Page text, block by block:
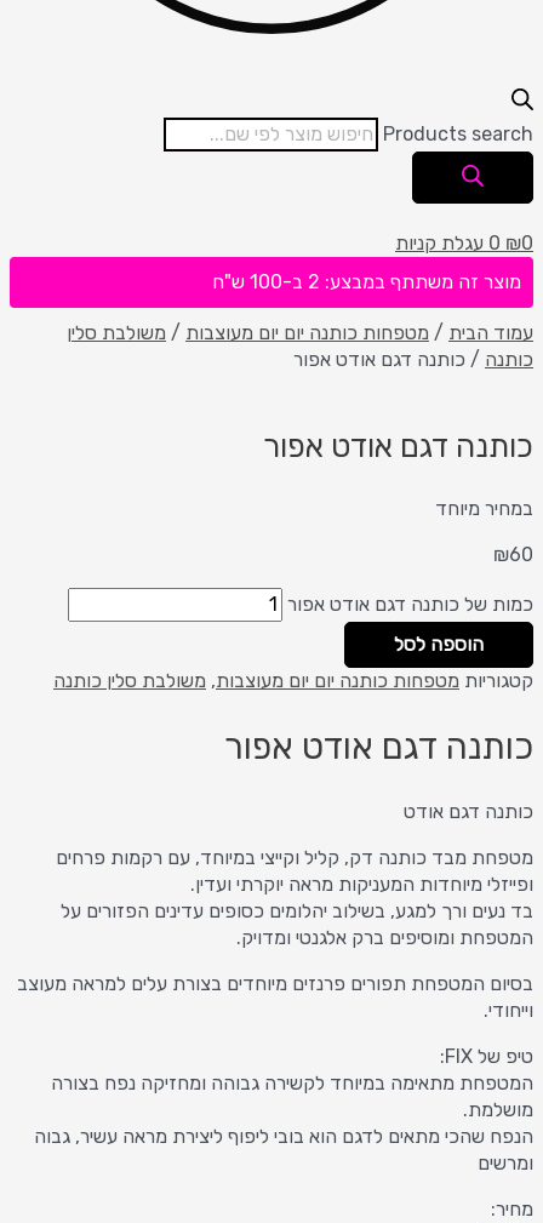
Products search
₪0
0 עגלת קניות
מוצר זה משתתף במבצע: 2 ב-100 ש"ח
עמוד הבית / מטפחות כותנה יום יום מעוצבות / משולבת סלין
כותנה / כותנה דגם אודט אפור
כותנה דגם אודט אפור
במחיר מיוחד
₪60
כמות של כותנה דגם אודט אפור
הוספה לסל
קטגוריות מטפחות כותנה יום יום מעוצבות, משולבת סלין כותנה
כותנה דגם אודט אפור
כותנה דגם אודט
מטפחת מבד כותנה דק, קליל וקייצי במיוחד, עם רקמות פרחים
ופייזלי מיוחדות המעניקות מראה יוקרתי ועדין.
בד נעים ורך למגע, בשילוב יהלומים כסופים עדינים הפזורים על
המטפחת ומוסיפים ברק אלגנטי ומדויק.
בסיום המטפחת תפורים פרנזים מיוחדים בצורת עלים למראה מעוצב
וייחודי.
טיפ של FIX:
המטפחת מתאימה במיוחד לקשירה גבוהה ומחזיקה נפח בצורה
מושלמת.
הנפח שהכי מתאים לדגם הוא בובי ליפוף ליצירת מראה עשיר, גבוה
ומרשים
מחיר: